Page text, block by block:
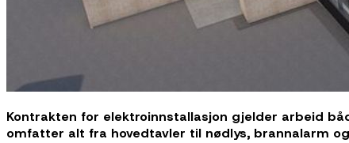
Kontrakten for elektroinnstallasjon gjelder arbeid
omfatter alt fra hovedtavler til nødlys, brannalarm